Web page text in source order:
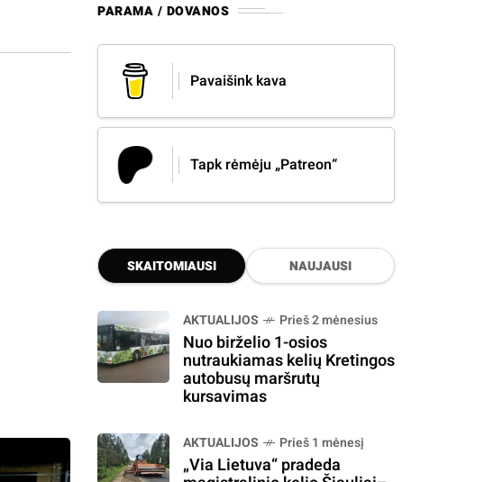
PARAMA / DOVANOS
Pavaišink kava
Tapk rėmėju „Patreon“
SKAITOMIAUSI NAUJAUSI
AKTUALIJOS Prieš 2 mėnesius
Nuo birželio 1-osios
nutraukiamas kelių Kretingos
autobusų maršrutų
kursavimas
AKTUALIJOS Prieš 1 mėnesį
„Via Lietuva“ pradeda